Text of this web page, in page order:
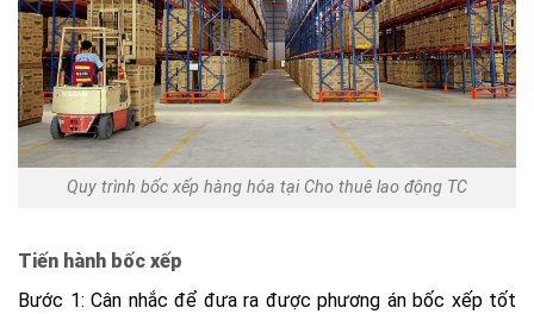
Quy trình bốc xếp hàng hóa tại Cho thuê lao động TC
Tiến hành bốc xếp
Bước 1: Cân nhắc để đưa ra được phương án bốc xếp tốt